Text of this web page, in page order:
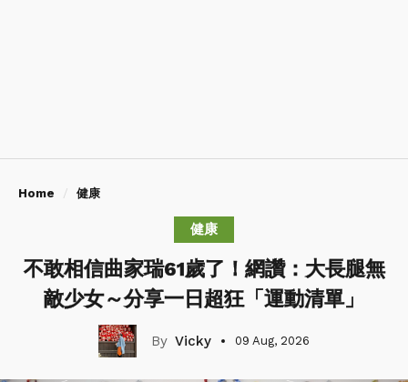
Home 健康
健康
不敢相信曲家瑞61歲了！網讚：大長腿無
敵少女～分享一日超狂「運動清單」
Vicky 09 Aug, 2026